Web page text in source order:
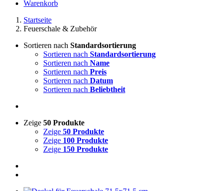
Warenkorb
Startseite
Feuerschale & Zubehör
Sortieren nach Standardsortierung
Sortieren nach Standardsortierung
Sortieren nach Name
Sortieren nach Preis
Sortieren nach Datum
Sortieren nach Beliebtheit
Zeige 50 Produkte
Zeige 50 Produkte
Zeige 100 Produkte
Zeige 150 Produkte